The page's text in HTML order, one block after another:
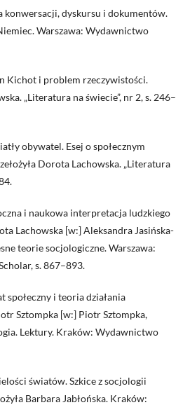
konwersacji, dyskursu i dokumentów.
Warszawa: Wydawnictwo
Kichot i problem rzeczywistości.
„Literatura na świecie”, nr 2, s. 246–
obywatel. Esej o społecznym
Dorota Lachowska. „Literatura
i naukowa interpretacja ludzkiego
Lachowska [w:] Aleksandra Jasińska-
teorie socjologiczne. Warszawa:
s. 867–893.
społeczny i teoria działania
Sztompka [w:] Piotr Sztompka,
Lektury. Kraków: Wydawnictwo
światów. Szkice z socjologii
Barbara Jabłońska. Kraków: